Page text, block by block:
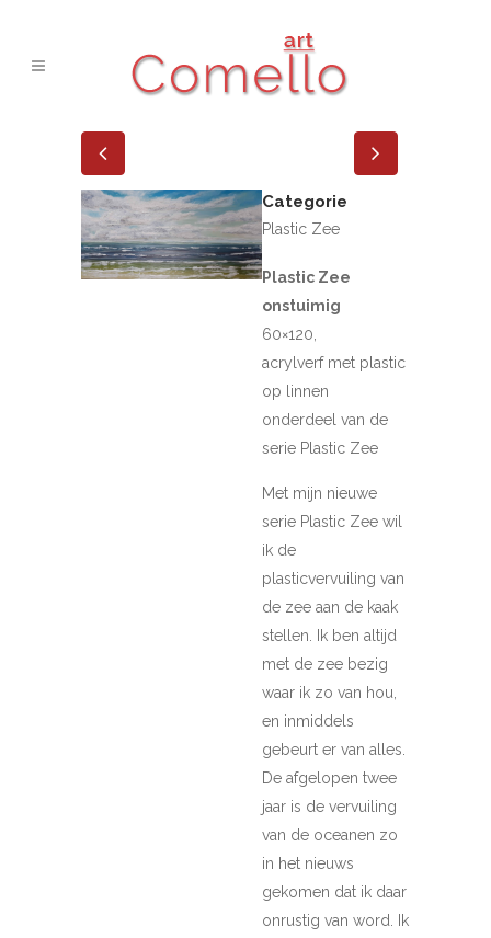
Categorie
Plastic Zee
Plastic Zee
onstuimig
60×120,
acrylverf met plastic
op linnen
onderdeel van de
serie Plastic Zee
Met mijn nieuwe
serie Plastic Zee wil
ik de
plasticvervuiling van
de zee aan de kaak
stellen. Ik ben altijd
met de zee bezig
waar ik zo van hou,
en inmiddels
gebeurt er van alles.
De afgelopen twee
jaar is de vervuiling
van de oceanen zo
in het nieuws
gekomen dat ik daar
onrustig van word. Ik